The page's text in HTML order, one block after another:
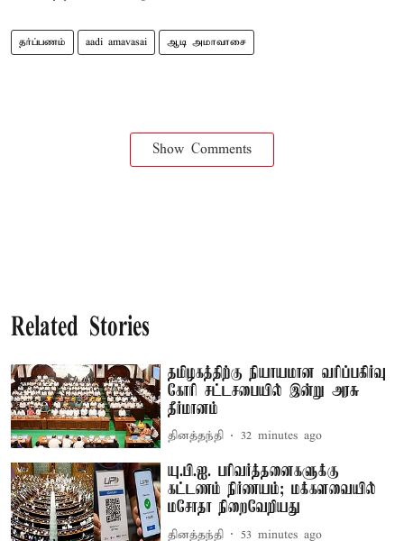
தர்ப்பணம் aadi amavasai ஆடி அமாவாசை
Show Comments
Related Stories
தமிழகத்திற்கு நியாயமான வரிப்பகிர்வு
கோரி சட்டசபையில் இன்று அரசு
தீர்மானம்
தினத்தந்தி 32 minutes ago
யு.பி.ஐ. பரிவர்த்தனைகளுக்கு
கட்டணம் நிர்ணயம்; மக்களவையில்
மசோதா நிறைவேறியது
தினத்தந்தி 53 minutes ago